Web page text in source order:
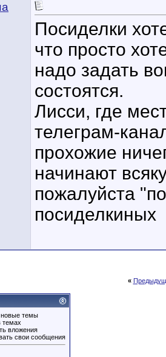
Посиделки
что просто
надо задать
состоятся.
Лисси, где
телеграм-
прохожие
начинают
пожалуйста
посиделкиных
«
новые темы
темах
вложения
свои сообщения